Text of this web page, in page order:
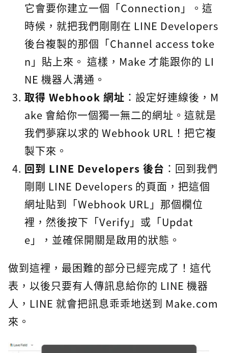
它會要你建立一個「Connection」。這
時候，就把我們剛剛在 LINE Developers
後台複製的那個「Channel access toke
n」貼上來。 這樣，Make 才能跟你的 LI
NE 機器人溝通。
取得 Webhook 網址 ：設定好連線後，M
ake 會給你一個獨一無二的網址。這就是
我們夢寐以求的 Webhook URL！把它複
製下來。
回到 LINE Developers 後台 ：回到我們
剛剛 LINE Developers 的頁面，把這個
網址貼到「Webhook URL」那個欄位
裡，然後按下「Verify」或「Updat
e」，並確保開關是啟用的狀態。
做到這裡，最困難的部分已經完成了！這代
表，以後只要有人傳訊息給你的 LINE 機器
人，LINE 就會把訊息乖乖地送到 Make.com
來。